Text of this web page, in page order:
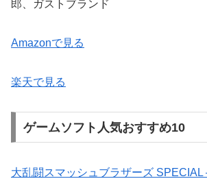
郎、ガストブランド
Amazonで見る
楽天で見る
ゲームソフト人気おすすめ10
大乱闘スマッシュブラザーズ SPECIAL